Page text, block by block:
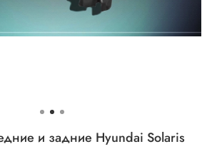
и задние Hyundai Solaris